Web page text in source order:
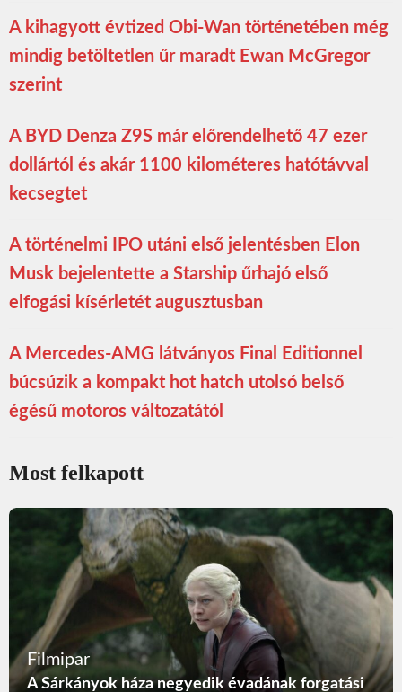
A kihagyott évtized Obi-Wan történetében még
mindig betöltetlen űr maradt Ewan McGregor
szerint
A BYD Denza Z9S már előrendelhető 47 ezer
dollártól és akár 1100 kilométeres hatótávval
kecsegtet
A történelmi IPO utáni első jelentésben Elon
Musk bejelentette a Starship űrhajó első
elfogási kísérletét augusztusban
A Mercedes-AMG látványos Final Editionnel
búcsúzik a kompakt hot hatch utolsó belső
égésű motoros változatától
Most felkapott
Filmipar
A Sárkányok háza negyedik évadának forgatási